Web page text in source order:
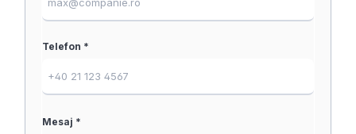
Telefon *
Mesaj *